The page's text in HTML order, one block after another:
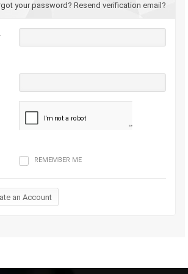
your password? Resend verification email?
REMEMBER ME